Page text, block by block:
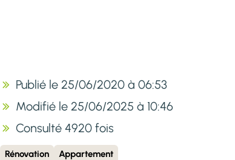
Publié le 25/06/2020 à 06:53
Modifié le 25/06/2025 à 10:46
Consulté 4920 fois
Rénovation Appartement